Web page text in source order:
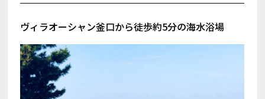
ヴィラオーシャン釜口から徒歩約5分の海水浴場